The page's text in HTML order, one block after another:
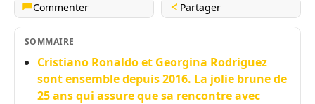
Commenter
Partager
SOMMAIRE
Cristiano Ronaldo et Georgina Rodriguez
sont ensemble depuis 2016. La jolie brune de
25 ans qui assure que sa rencontre avec